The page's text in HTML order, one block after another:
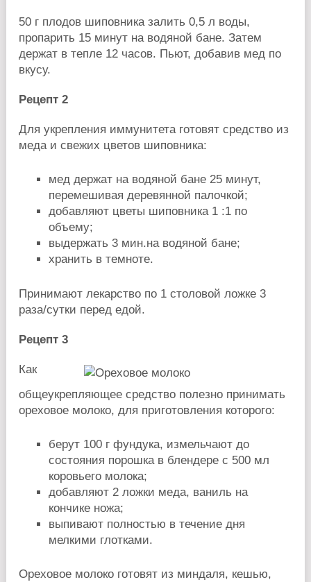
50 г плодов шиповника залить 0,5 л воды,
пропарить 15 минут на водяной бане. Затем
держат в тепле 12 часов. Пьют, добавив мед по
вкусу.
Рецепт 2
Для укрепления иммунитета готовят средство из
меда и свежих цветов шиповника:
мед держат на водяной бане 25 минут,
перемешивая деревянной палочкой;
добавляют цветы шиповника 1 :1 по
объему;
выдержать 3 мин.на водяной бане;
хранить в темноте.
Принимают лекарство по 1 столовой ложке 3
раза/сутки перед едой.
Рецепт 3
Как
общеукрепляющее средство полезно принимать
ореховое молоко, для приготовления которого:
берут 100 г фундука, измельчают до
состояния порошка в блендере с 500 мл
коровьего молока;
добавляют 2 ложки меда, ваниль на
кончике ножа;
выпивают полностью в течение дня
мелкими глотками.
Ореховое молоко готовят из миндаля, кешью,